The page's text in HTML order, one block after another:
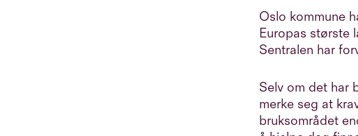
Oslo kommune
Europas største
Sentralen har
Selv om det har
merke seg at
bruksområdet